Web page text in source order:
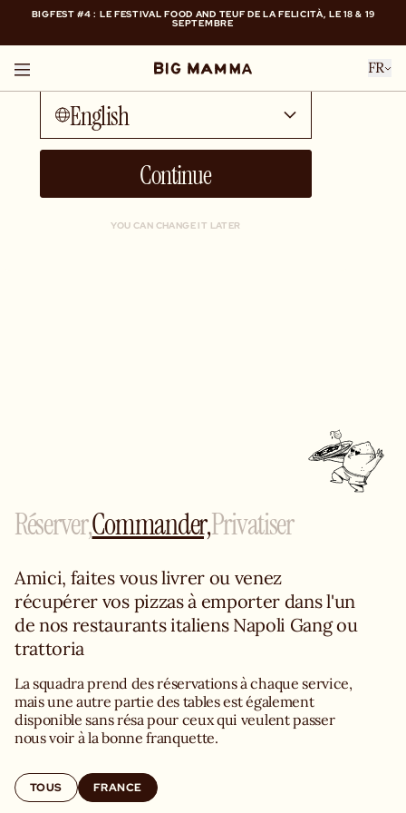
Talk to me in...
English
Continue
YOU CAN CHANGE IT LATER
BIGFEST #4 : LE FESTIVAL FOOD AND TEUF DE LA FELICITÀ, LE 18 & 19
SEPTEMBRE
SEPTEMBRE
FR
Amici, faites vous livrer ou venez
récupérer vos pizzas à emporter dans l'un
de nos restaurants italiens Napoli Gang ou
trattoria
La squadra prend des réservations à chaque service,
mais une autre partie des tables est également
disponible sans résa pour ceux qui veulent passer
nous voir à la bonne franquette.
Réserver,Commander,Privatiser
TOUS FRANCE